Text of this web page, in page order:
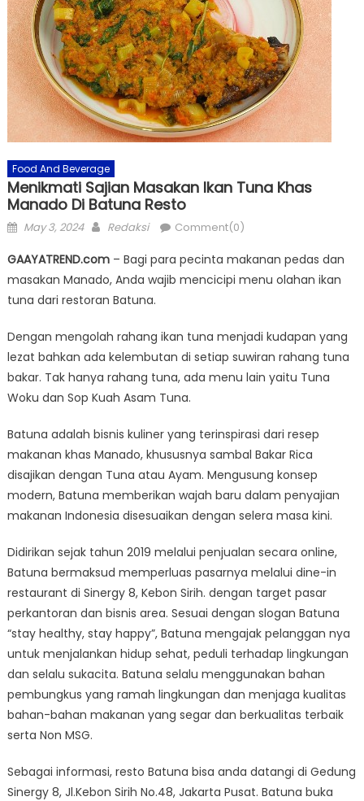
Food And Beverage
Menikmati Sajian Masakan Ikan Tuna Khas
Manado Di Batuna Resto
Posted
May 3, 2024 Author
Redaksi Comment(0)
GAAYATREND.com– Bagi para pecinta makanan pedas dan
masakan Manado, Anda wajib mencicipi menu olahan ikan
tuna dari restoran Batuna.
Dengan mengolah rahang ikan tuna menjadi kudapan yang
lezat bahkan ada kelembutan di setiap suwiran rahang tuna
bakar. Tak hanya rahang tuna, ada menu lain yaitu Tuna
Woku dan Sop Kuah Asam Tuna.
Batuna adalah bisnis kuliner yang terinspirasi dari resep
makanan khas Manado, khususnya sambal Bakar Rica
disajikan dengan Tuna atau Ayam. Mengusung konsep
modern, Batuna memberikan wajah baru dalam penyajian
makanan Indonesia disesuaikan dengan selera masa kini.
Didirikan sejak tahun 2019 melalui penjualan secara online,
Batuna bermaksud memperluas pasarnya melalui dine-in
restaurant di Sinergy 8, Kebon Sirih. dengan target pasar
perkantoran dan bisnis area. Sesuai dengan slogan Batuna
“stay healthy, stay happy”, Batuna mengajak pelanggan nya
untuk menjalankan hidup sehat, peduli terhadap lingkungan
dan selalu sukacita. Batuna selalu menggunakan bahan
pembungkus yang ramah lingkungan dan menjaga kualitas
bahan-bahan makanan yang segar dan berkualitas terbaik
serta Non MSG.
Sebagai informasi, resto Batuna bisa anda datangi di Gedung
Sinergy 8, Jl.Kebon Sirih No.48, Jakarta Pusat. Batuna buka